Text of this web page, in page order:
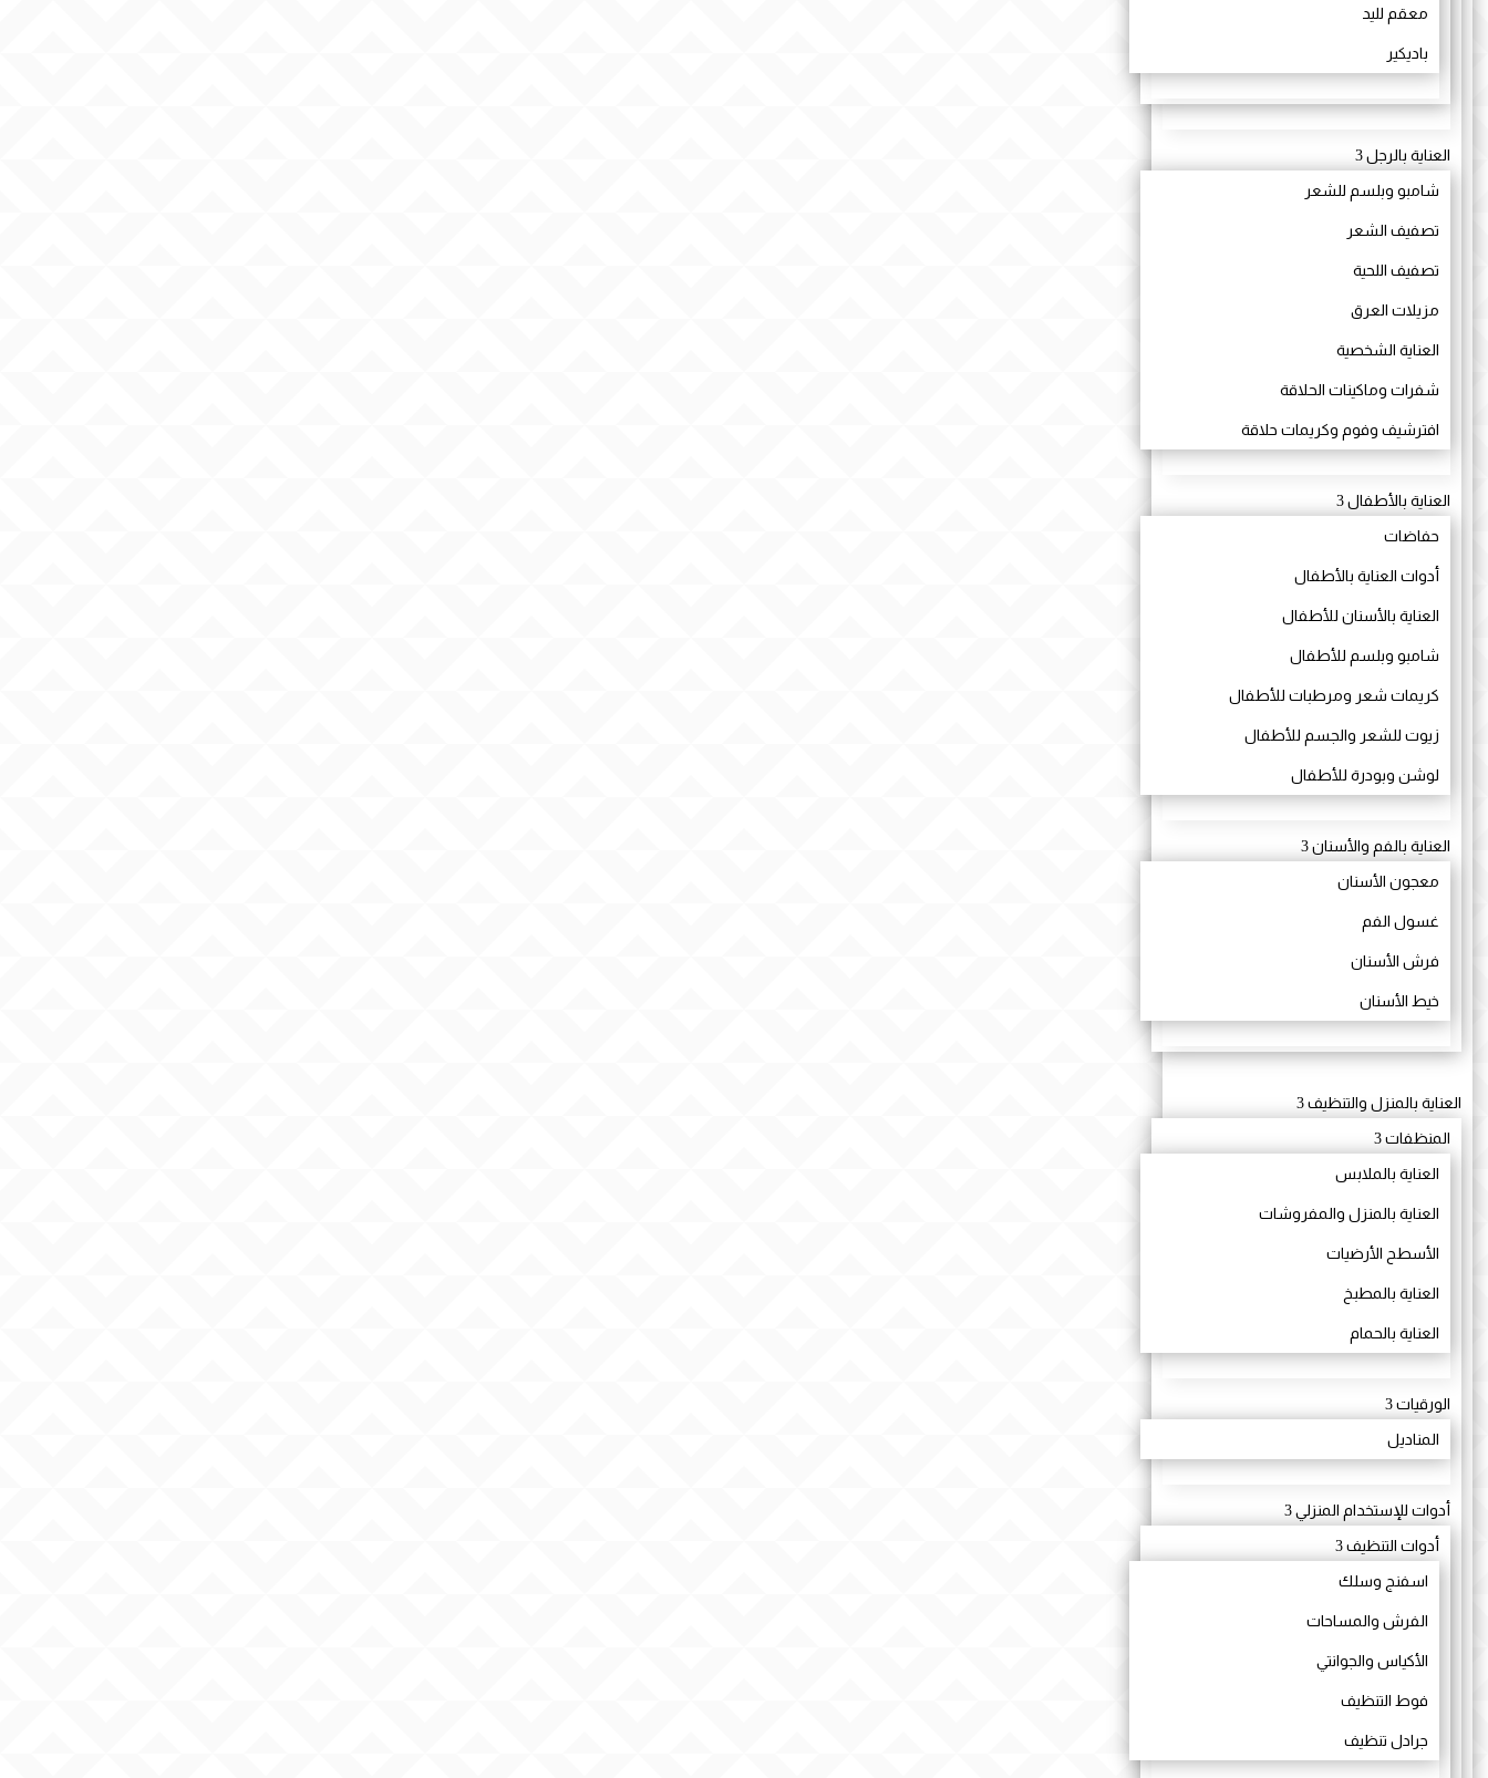
معقم لليد
باديكير
العناية بالرجل 3
شامبو وبلسم للشعر
تصفيف الشعر
تصفيف اللحية
مزيلات العرق
العناية الشخصية
شفرات وماكينات الحلاقة
افترشيف وفوم وكريمات حلاقة
العناية بالأطفال 3
حفاضات
أدوات العناية بالأطفال
العناية بالأسنان للأطفال
شامبو وبلسم للأطفال
كريمات شعر ومرطبات للأطفال
زيوت للشعر والجسم للأطفال
لوشن وبودرة للأطفال
العناية بالفم والأسنان 3
معجون الأسنان
غسول الفم
فرش الأسنان
خيط الأسنان
العناية بالمنزل والتنظيف 3
المنظفات 3
العناية بالملابس
العناية بالمنزل والمفروشات
الأسطح الأرضيات
العناية بالمطبخ
العناية بالحمام
الورقيات 3
المناديل
أدوات للإستخدام المنزلي 3
أدوات التنظيف 3
اسفنج وسلك
الفرش والمساحات
الأكياس والجوانتي
فوط التنظيف
جرادل تنظيف